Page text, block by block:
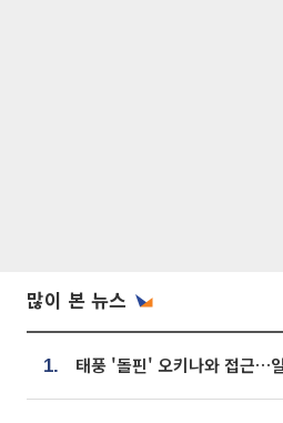
많이 본 뉴스
1.